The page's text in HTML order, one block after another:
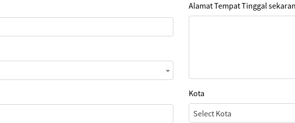
Alamat Tempat Tinggal
Kota
Select Kota